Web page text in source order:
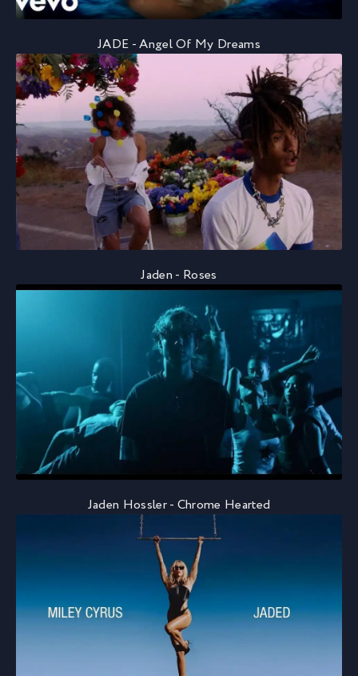
JADE - Angel Of My Dreams
Jaden - Roses
Jaden Hossler - Chrome Hearted